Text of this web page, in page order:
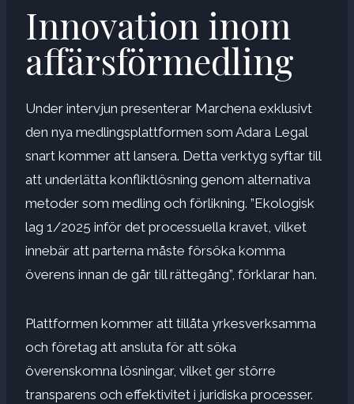
Innovation inom
affärsförmedling
Under intervjun presenterar Marchena exklusivt
den nya medlingsplattformen som Adara Legal
snart kommer att lansera. Detta verktyg syftar till
att underlätta konfliktlösning genom alternativa
metoder som medling och förlikning. ”Ekologisk
lag 1/2025 inför det processuella kravet, vilket
innebär att parterna måste försöka komma
överens innan de går till rättegång”, förklarar han.
Plattformen kommer att tillåta yrkesverksamma
och företag att ansluta för att söka
överenskomna lösningar, vilket ger större
transparens och effektivitet i juridiska processer.